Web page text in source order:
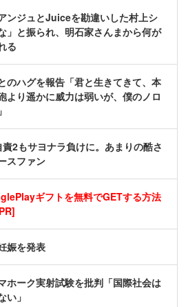
ンジュとJuiceを勘違いした村上シ
」と振られ、明石家さんまから何が
る
のハグを報告「君と生きてきて、本
より遥かに威力は弱いが、僕のノロ
責2もサヨナラ負けに。あまりの酷さ
スファン
ギフトを無料でGETする方法
娠を発表
ホーク実射試験を批判「国際社会は
い」